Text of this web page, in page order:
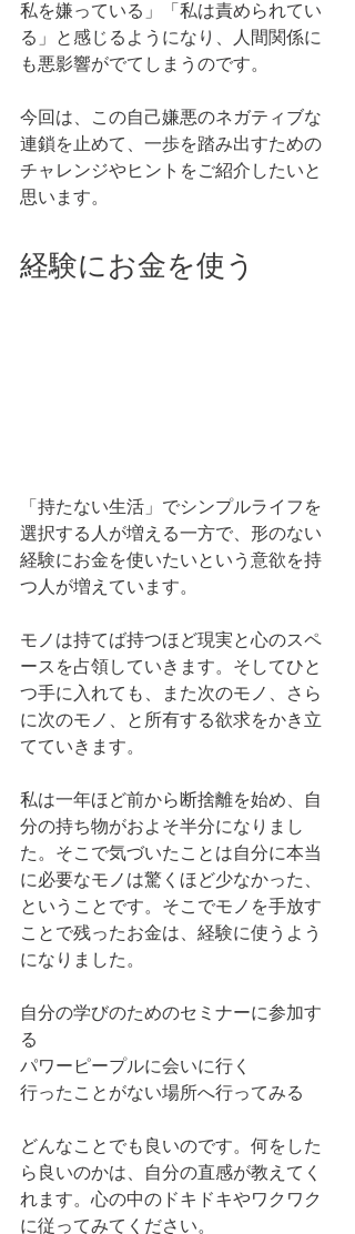
私を嫌っている」「私は責められてい
る」と感じるようになり、人間関係に
も悪影響がでてしまうのです。
今回は、この自己嫌悪のネガティブな
連鎖を止めて、一歩を踏み出すための
チャレンジやヒントをご紹介したいと
思います。
経験にお金を使う
「持たない生活」でシンプルライフを
選択する人が増える一方で、形のない
経験にお金を使いたいという意欲を持
つ人が増えています。
モノは持てば持つほど現実と心のスペ
ースを占領していきます。そしてひと
つ手に入れても、また次のモノ、さら
に次のモノ、と所有する欲求をかき立
てていきます。
私は一年ほど前から断捨離を始め、自
分の持ち物がおよそ半分になりまし
た。そこで気づいたことは自分に本当
に必要なモノは驚くほど少なかった、
ということです。そこでモノを手放す
ことで残ったお金は、経験に使うよう
になりました。
自分の学びのためのセミナーに参加す
る
パワーピープルに会いに行く
行ったことがない場所へ行ってみる
どんなことでも良いのです。何をした
ら良いのかは、自分の直感が教えてく
れます。心の中のドキドキやワクワク
に従ってみてください。